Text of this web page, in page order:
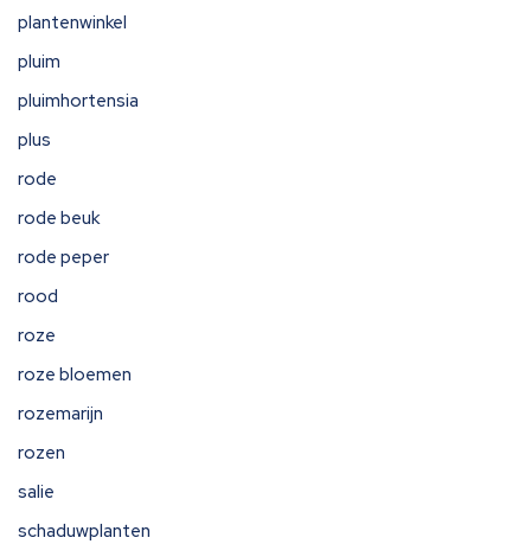
plantenwinkel
pluim
pluimhortensia
plus
rode
rode beuk
rode peper
rood
roze
roze bloemen
rozemarijn
rozen
salie
schaduwplanten